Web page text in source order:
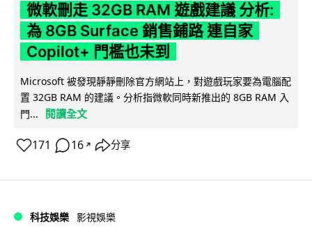
微軟刪走 32GB RAM 遊戲建議 分析:
為 8GB Surface 銷售鋪路 連自家
Copilot+ 門檻也未到
Microsoft 被發現靜靜刪除官方網站上，對遊戲玩家要為電腦配
置 32GB RAM 的建議。分析指微軟同時新推出的 8GB RAM 入
門...
閱讀全文
171 16 ↗ 分享
科技娛樂 影視娛樂